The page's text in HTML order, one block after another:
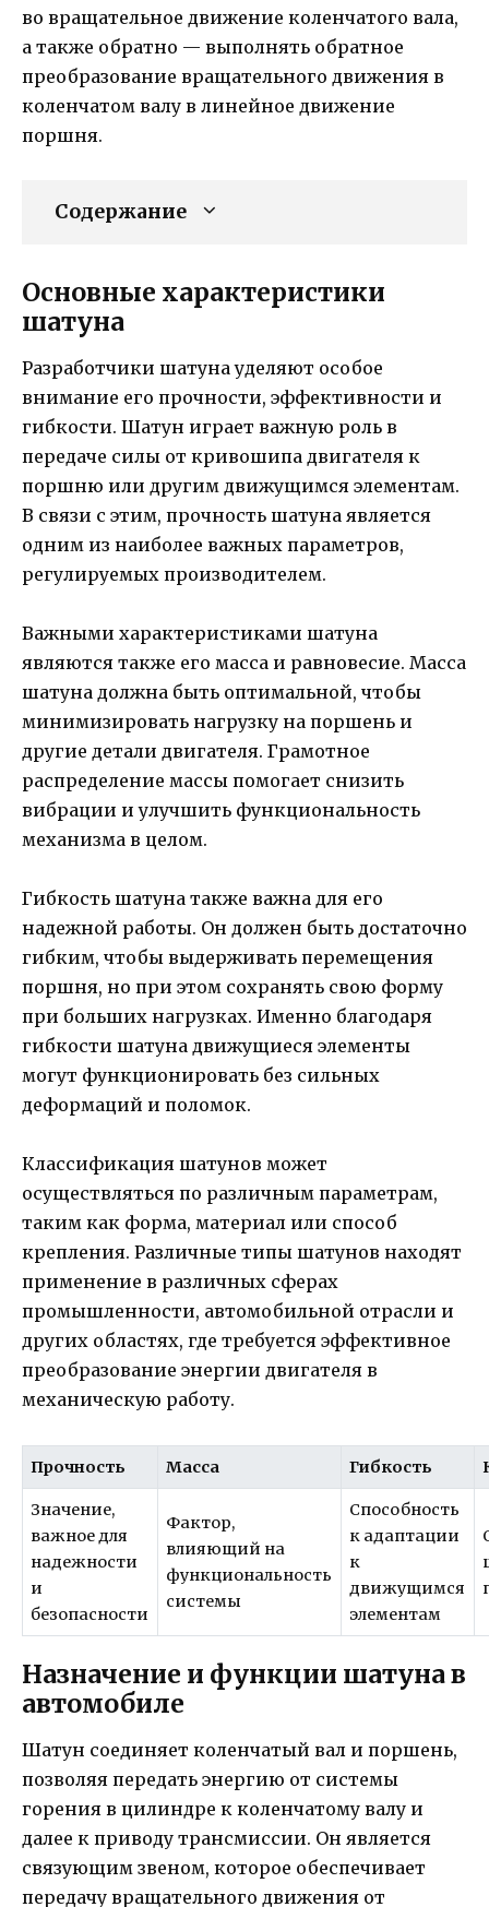
во вращательное движение коленчатого вала,
а также обратно — выполнять обратное
преобразование вращательного движения в
коленчатом валу в линейное движение
поршня.
Содержание
Основные характеристики
шатуна
Разработчики шатуна уделяют особое
внимание его прочности, эффективности и
гибкости. Шатун играет важную роль в
передаче силы от кривошипа двигателя к
поршню или другим движущимся элементам.
В связи с этим, прочность шатуна является
одним из наиболее важных параметров,
регулируемых производителем.
Важными характеристиками шатуна
являются также его масса и равновесие. Масса
шатуна должна быть оптимальной, чтобы
минимизировать нагрузку на поршень и
другие детали двигателя. Грамотное
распределение массы помогает снизить
вибрации и улучшить функциональность
механизма в целом.
Гибкость шатуна также важна для его
надежной работы. Он должен быть достаточно
гибким, чтобы выдерживать перемещения
поршня, но при этом сохранять свою форму
при больших нагрузках. Именно благодаря
гибкости шатуна движущиеся элементы
могут функционировать без сильных
деформаций и поломок.
Классификация шатунов может
осуществляться по различным параметрам,
таким как форма, материал или способ
крепления. Различные типы шатунов находят
применение в различных сферах
промышленности, автомобильной отрасли и
других областях, где требуется эффективное
преобразование энергии двигателя в
механическую работу.
Прочность Масса Гибкость
Значение,
важное для
надежности
и
безопасности
Фактор,
влияющий на
функциональность
системы
Способность
к адаптации
к
движущимся
элементам
Назначение и функции шатуна в
автомобиле
Шатун соединяет коленчатый вал и поршень,
позволяя передать энергию от системы
горения в цилиндре к коленчатому валу и
далее к приводу трансмиссии. Он является
связующим звеном, которое обеспечивает
передачу вращательного движения от